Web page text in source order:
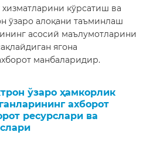
кўрсатиш ва
ўзаро алоқани таъминлаш
асосий маълумотларини
ягона
манбаларидир.
ўзаро ҳамкорлик
ахборот
ресурслари ва